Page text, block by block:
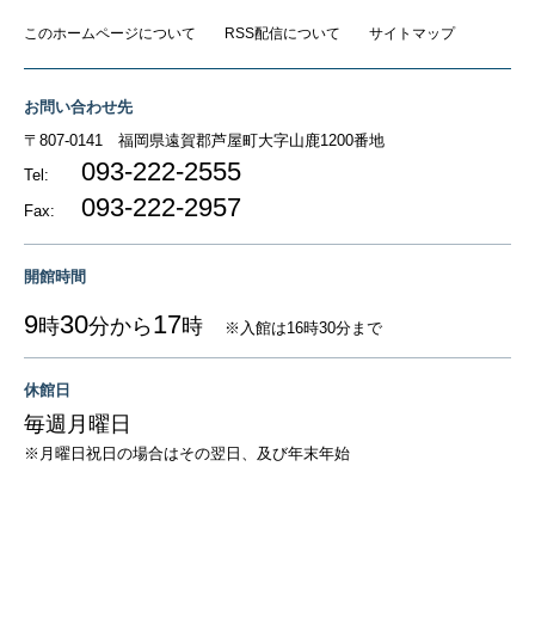
このホームページについて RSS配信について サイトマップ
お問い合わせ先
〒807-0141
福岡県遠賀郡芦屋町大字山鹿1200番地
Tel:
093-222-2555
Fax: 093-222-2957
開館時間
9時30分から17時 ※入館は16時30分まで
休館日
毎週月曜日
※月曜日祝日の場合はその翌日、及び年末年始